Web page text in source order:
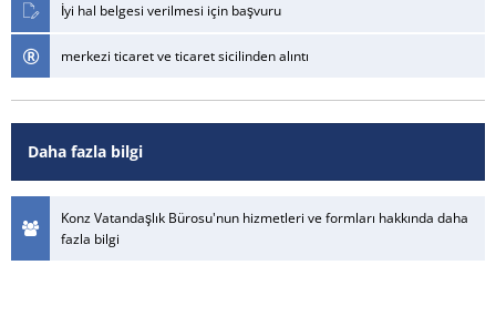
İyi hal belgesi verilmesi için başvuru
merkezi ticaret ve ticaret sicilinden alıntı
Daha fazla bilgi
Konz Vatandaşlık Bürosu'nun hizmetleri ve formları hakkında daha
fazla bilgi